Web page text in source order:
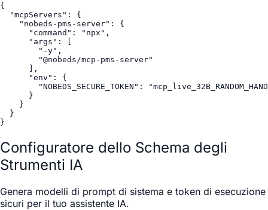
{
  "mcpServers": {
    "nobeds-pms-server": {
      "command": "npx",
      "args": [
        "-y",
        "@nobeds/mcp-pms-server"
      ],
      "env": {
"NOBEDS_SECURE_TOKEN":
      }
    }
  }
}
Configuratore dello Schema degli
Strumenti IA
Genera modelli di prompt di sistema e token di esecuzione
sicuri per il tuo assistente IA.